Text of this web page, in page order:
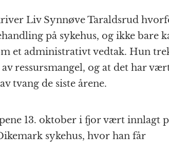
Liv Synnøve Taraldsrud
på sykehus, og ikke bare
et administrativt vedtak. Hun
ressursmangel, og at det har
tvang de siste årene.
13. oktober i fjor vært innlagt
sykehus, hvor han får